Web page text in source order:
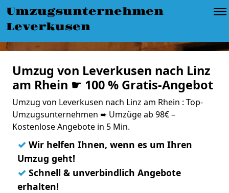
Umzugsunternehmen
Leverkusen
Umzug von Leverkusen nach Linz
am Rhein ☛ 100 % Gratis-Angebot
Umzug von Leverkusen nach Linz am Rhein : Top-
Umzugsunternehmen ➨ Umzüge ab 98€ –
Kostenlose Angebote in 5 Min.
✓ Wir helfen Ihnen, wenn es um Ihren
Umzug geht!
✓ Schnell & unverbindlich Angebote
erhalten!